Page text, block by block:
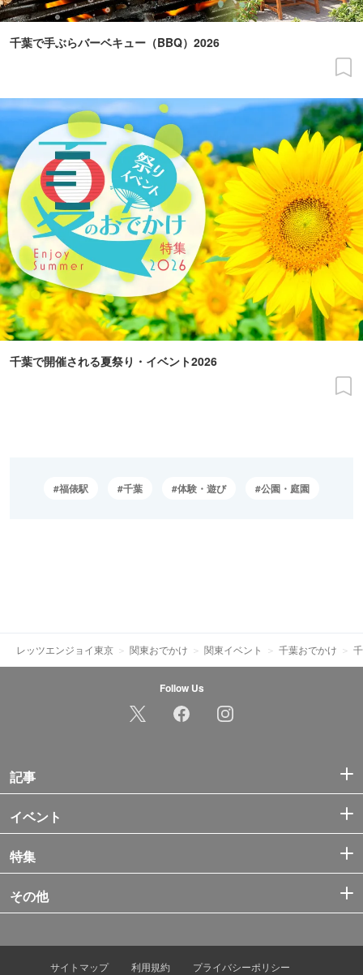
千葉で手ぶらバーベキュー（BBQ）2026
千葉で開催される夏祭り・イベント2026
福俵駅 千葉 体験・遊び 公園・庭園
レッツエンジョイ東京 関東おでかけ 関東イベント 千葉おでかけ
Follow Us
記事
イベント
特集
その他
サイトマップ 利用規約 プライバシーポリシー